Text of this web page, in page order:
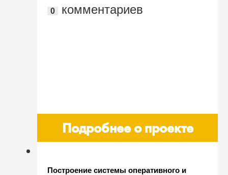
0 комментариев
Подробнее о проекте
Построение системы оперативного и